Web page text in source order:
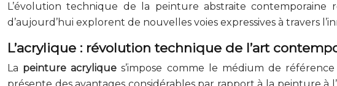
L’évolution technique de la peinture abstraite contemporaine
d’aujourd’hui explorent de nouvelles voies expressives à travers
L’acrylique : révolution technique de l’art
La peinture acrylique s’impose comme le médium de